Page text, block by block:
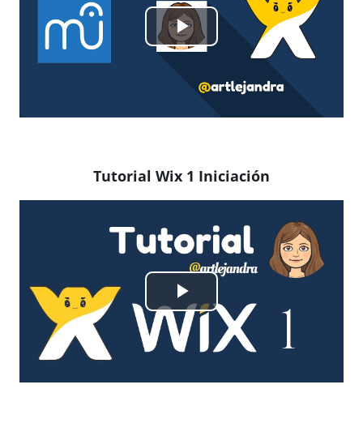
Reproducir
Vídeo
Tutorial Wix 1 Iniciación
Reproducir
Vídeo